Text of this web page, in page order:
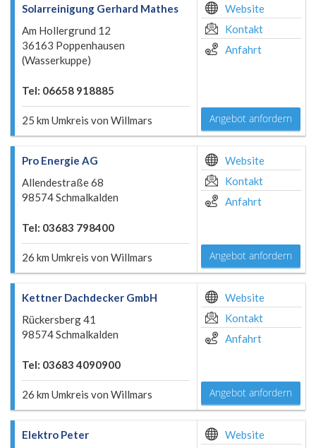
Solarreinigung Gerhard Mathes
Am Hollergrund 12
36163 Poppenhausen
(Wasserkuppe)
Tel: 06658 918885
25 km Umkreis von Willmars
Website
Kontakt
Anfahrt
Angebot anfordern
Pro Energie AG
Allendestraße 68
98574 Schmalkalden
Tel: 03683 798400
26 km Umkreis von Willmars
Website
Kontakt
Anfahrt
Angebot anfordern
Kettner Dachdecker GmbH
Rückersberg 41
98574 Schmalkalden
Tel: 03683 4090900
26 km Umkreis von Willmars
Website
Kontakt
Anfahrt
Angebot anfordern
Elektro Peter
Website